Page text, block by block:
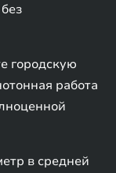
городскую
работа
в средней